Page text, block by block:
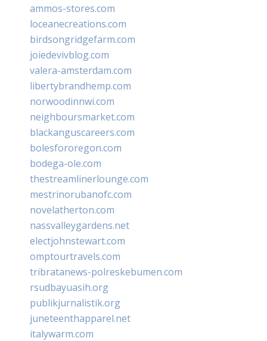
ammos-stores.com
loceanecreations.com
birdsongridgefarm.com
joiedevivblog.com
valera-amsterdam.com
libertybrandhemp.com
norwoodinnwi.com
neighboursmarket.com
blackanguscareers.com
bolesfororegon.com
bodega-ole.com
thestreamlinerlounge.com
mestrinorubanofc.com
novelatherton.com
nassvalleygardens.net
electjohnstewart.com
omptourtravels.com
tribratanews-polreskebumen.com
rsudbayuasih.org
publikjurnalistik.org
juneteenthapparel.net
italywarm.com